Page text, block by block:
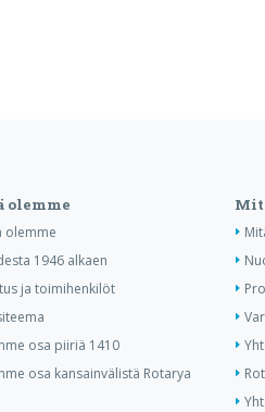
olemme
olemme
1946 alkaen
ja toimihenkilöt
osa piiriä 1410
osa kansainvälistä Rotarya